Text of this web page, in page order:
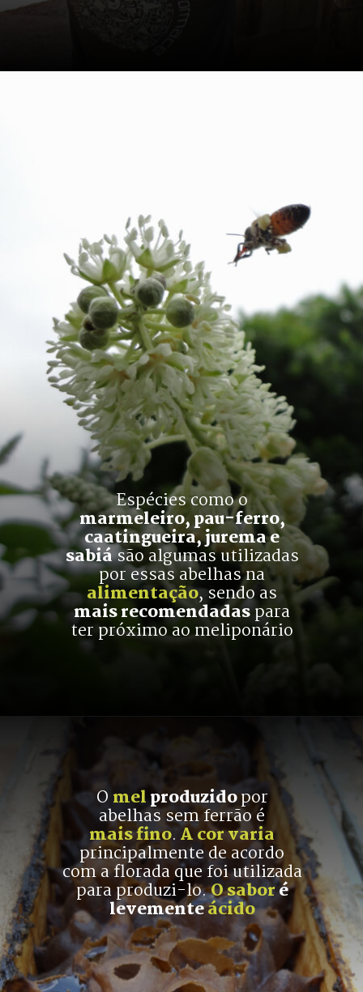
Espécies como o
marmeleiro, pau-ferro,
caatingueira, jurema e
sabiá são algumas utilizadas
por essas abelhas na
alimentação, sendo as
mais recomendadas para
ter próximo ao meliponário
O mel produzido por
abelhas sem ferrão é
mais fino. A cor varia
principalmente de acordo
com a florada que foi utilizada
para produzi-lo. O sabor é
levemente ácido